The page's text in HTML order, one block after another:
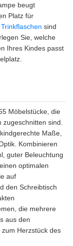
beugt
Platz für
Trinkflaschen sind
Sie, welche
Ihres Kindes passt
Möbelstücke, die
zugeschnitten sind.
Maße,
Kombinieren
guter Beleuchtung
optimalen
auf
den Schreibtisch
die mehrere
aus den
Herzstück des